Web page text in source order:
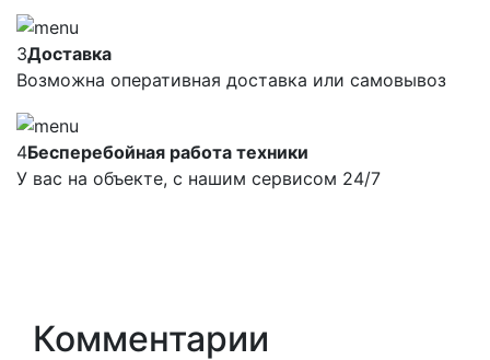
3Доставка
Возможна оперативная доставка или самовывоз
4Бесперебойная работа техники
У вас на объекте, с нашим сервисом 24/7
Комментарии